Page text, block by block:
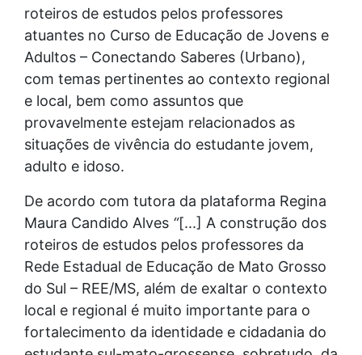
roteiros de estudos pelos professores
atuantes no Curso de Educação de Jovens e
Adultos – Conectando Saberes (Urbano),
com temas pertinentes ao contexto regional
e local, bem como assuntos que
provavelmente estejam relacionados as
situações de vivência do estudante jovem,
adulto e idoso.
De acordo com tutora da plataforma Regina
Maura Candido Alves “[...] A construção dos
roteiros de estudos pelos professores da
Rede Estadual de Educação de Mato Grosso
do Sul – REE/MS, além de exaltar o contexto
local e regional é muito importante para o
fortalecimento da identidade e cidadania do